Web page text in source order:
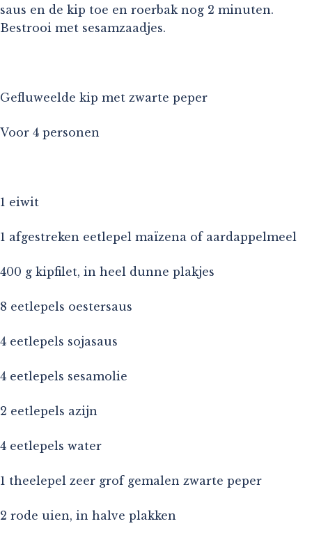
saus en de kip toe en roerbak nog 2 minuten.
Bestrooi met sesamzaadjes.
Gefluweelde kip met zwarte peper
Voor 4 personen
1 eiwit
1 afgestreken eetlepel maïzena of aardappelmeel
400 g kipfilet, in heel dunne plakjes
8 eetlepels oestersaus
4 eetlepels sojasaus
4 eetlepels sesamolie
2 eetlepels azijn
4 eetlepels water
1 theelepel zeer grof gemalen zwarte peper
2 rode uien, in halve plakken